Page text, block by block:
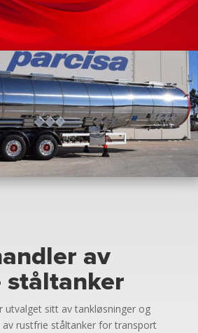
av
utvalget sitt av tankløsninger og
rustfrie ståltanker for transport